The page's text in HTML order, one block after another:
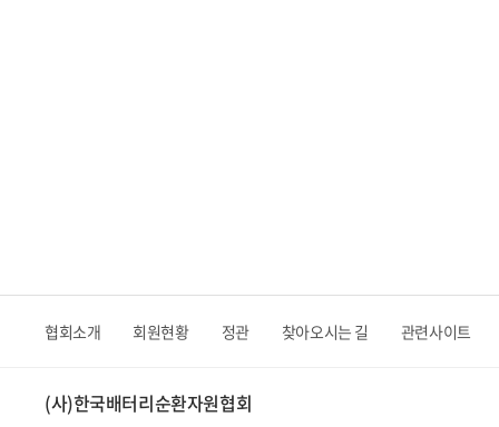
협회소개 회원현황 정관 찾아오시는 길 관련사이트
(사)한국배터리순환자원협회